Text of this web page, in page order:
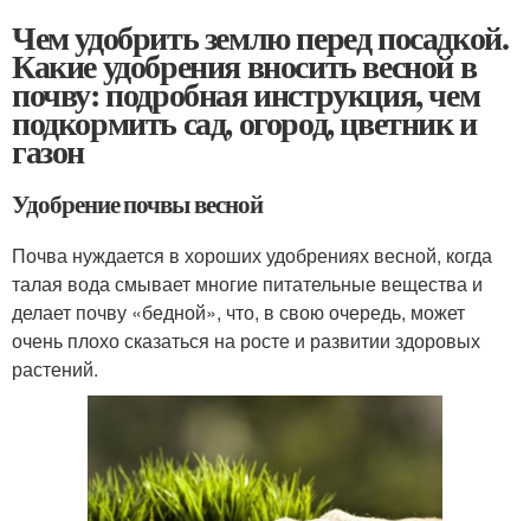
Чем удобрить землю перед посадкой.
Какие удобрения вносить весной в
почву: подробная инструкция, чем
подкормить сад, огород, цветник и
газон
Удобрение почвы весной
Почва нуждается в хороших удобрениях весной, когда
талая вода смывает многие питательные вещества и
делает почву «бедной», что, в свою очередь, может
очень плохо сказаться на росте и развитии здоровых
растений.